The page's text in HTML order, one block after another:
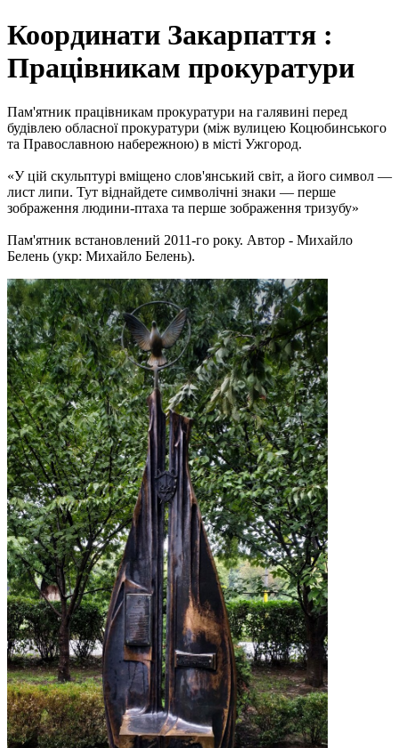
Координати Закарпаття :
Працівникам прокуратури
Пам'ятник працівникам прокуратури на галявині перед
будівлею обласної прокуратури (між вулицею Коцюбинського
та Православною набережною) в місті Ужгород.
«У цій скульптурі вміщено слов'янський світ, а його символ —
лист липи. Тут віднайдете символічні знаки — перше
зображення людини-птаха та перше зображення тризубу»
Пам'ятник встановлений 2011-го року. Автор - Михайло
Белень (укр: Михайло Белень).